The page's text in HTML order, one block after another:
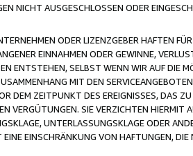
NICHT AUSGESCHLOSSEN ODER
ODER LIZENZGEBER HAFTEN
EINNAHMEN ODER GEWINNE,
ENTSTEHEN, SELBST WENN WIR AUF DIE
MIT DEN
DEM ZEITPUNKT DES EREIGNISSES, DAS
VERGÜTUNGEN. SIE VERZICHTEN HIERMIT
UNTERLASSUNGSKLAGE ODER
EINSCHRÄNKUNG VON HAFTUNGEN,